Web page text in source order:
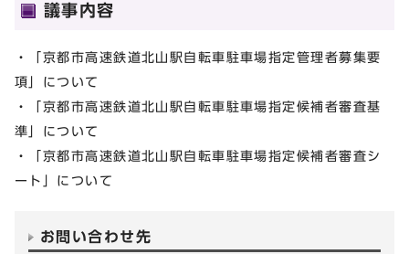
議事内容
・「京都市高速鉄道北山駅自転車駐車場指定管理者募集要
項」について
・「京都市高速鉄道北山駅自転車駐車場指定候補者審査基
準」について
・「京都市高速鉄道北山駅自転車駐車場指定候補者審査シ
ート」について
お問い合わせ先